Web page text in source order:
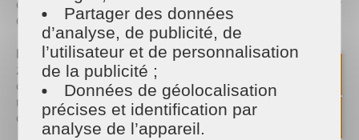
objets, meubles… Profitez-en pour vous débarrasser
de ce que vous n’utilisez plus et libérer de l’espace.
Nettoyage des surfaces: Commencez par les
zones les plus visibles, comme les tables, les
comptoirs et les meubles. Utilisez des produits
naturels ou écologiques pour éviter les substances
chimiques et nettoyer en toute sécurité.
Partager des données
d’analyse, de publicité, de
l’utilisateur et de personnalisation
de la publicité ;
Données de géolocalisation
précises et identification par
analyse de l’appareil.